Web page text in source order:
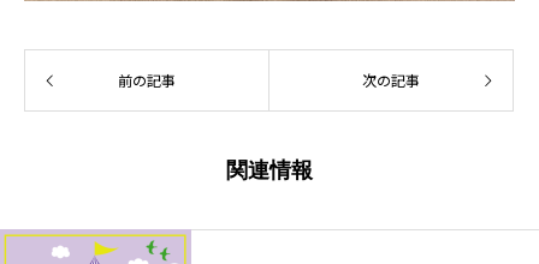
前の記事 次の記事
関連情報